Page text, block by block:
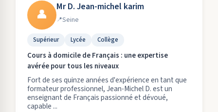
👤 Mr D. Jean-michel karim
Seine
Supérieur Lycée Collège
Cours à domicile de Français : une expertise
avérée pour tous les niveaux
Fort de ses quinze années d'expérience en tant que
formateur professionnel, Jean-Michel D. est un
enseignant de Français passionné et dévoué,
capable ...